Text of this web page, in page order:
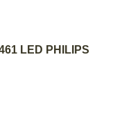
LED PHILIPS